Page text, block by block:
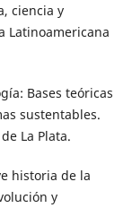
ciencia y
Latinoamericana
Bases teóricas
sustentables.
La Plata.
historia de la
y